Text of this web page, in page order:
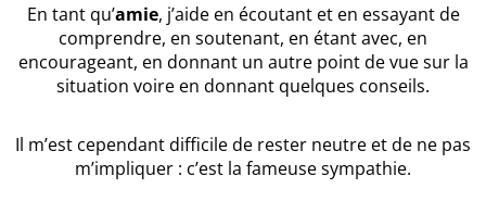
En tant qu’amie, j’aide en écoutant et en essayant de
comprendre, en soutenant, en étant avec, en
encourageant, en donnant un autre point de vue sur la
situation voire en donnant quelques conseils.
Il m’est cependant difficile de rester neutre et de ne pas
m’impliquer : c’est la fameuse sympathie.